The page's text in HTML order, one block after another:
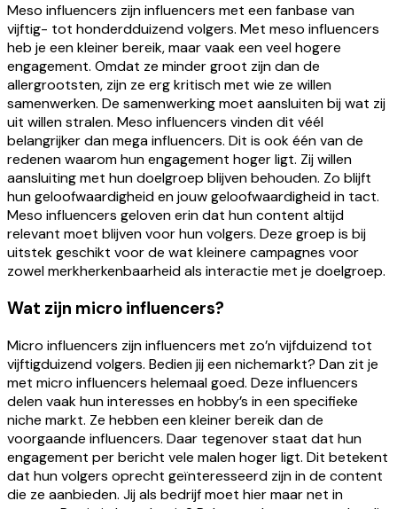
Meso influencers zijn influencers met een fanbase van
vijftig- tot honderdduizend volgers. Met meso influencers
heb je een kleiner bereik, maar vaak een veel hogere
engagement. Omdat ze minder groot zijn dan de
allergrootsten, zijn ze erg kritisch met wie ze willen
samenwerken. De samenwerking moet aansluiten bij wat zij
uit willen stralen. Meso influencers vinden dit véél
belangrijker dan mega influencers. Dit is ook één van de
redenen waarom hun engagement hoger ligt. Zij willen
aansluiting met hun doelgroep blijven behouden. Zo blijft
hun geloofwaardigheid en jouw geloofwaardigheid in tact.
Meso influencers geloven erin dat hun content altijd
relevant moet blijven voor hun volgers. Deze groep is bij
uitstek geschikt voor de wat kleinere campagnes voor
zowel merkherkenbaarheid als interactie met je doelgroep.
Wat zijn micro influencers?
Micro influencers zijn influencers met zo’n vijfduizend tot
vijftigduizend volgers. Bedien jij een nichemarkt? Dan zit je
met micro influencers helemaal goed. Deze influencers
delen vaak hun interesses en hobby’s in een specifieke
niche markt. Ze hebben een kleiner bereik dan de
voorgaande influencers. Daar tegenover staat dat hun
engagement per bericht vele malen hoger ligt. Dit betekent
dat hun volgers oprecht geïnteresseerd zijn in de content
die ze aanbieden. Jij als bedrijf moet hier maar net in